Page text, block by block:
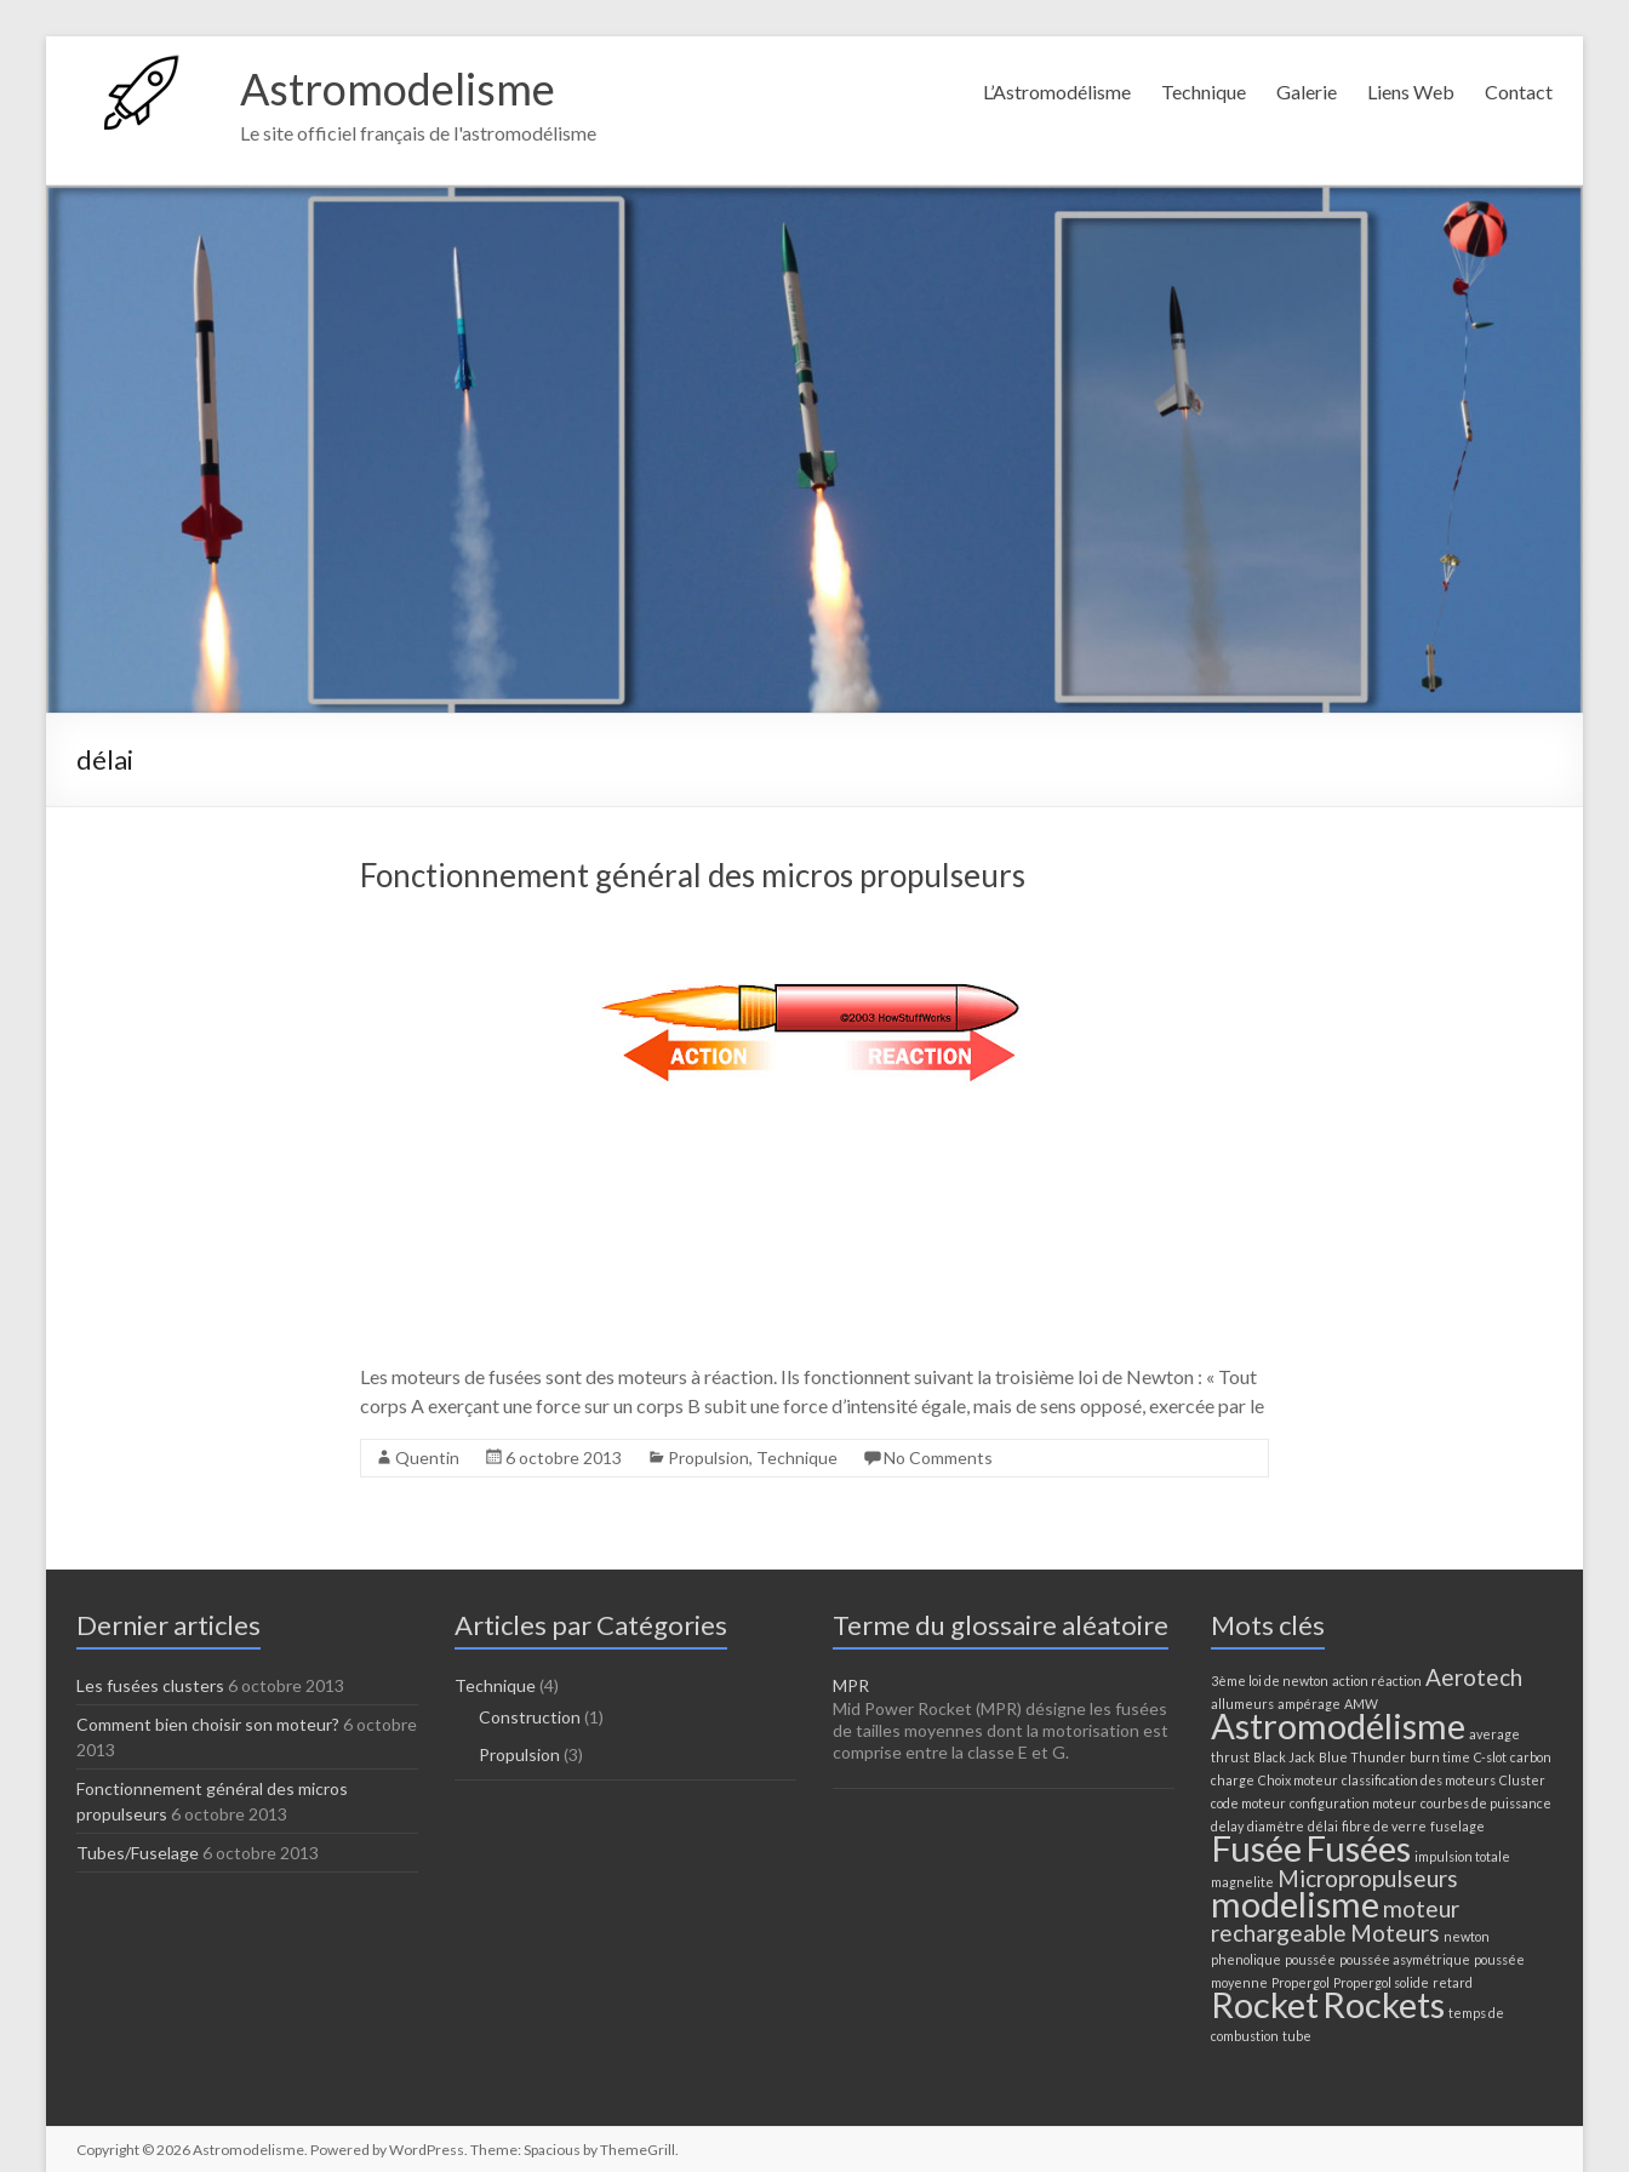
Astromodelisme
Le site officiel français de l'astromodélisme
L’Astromodélisme Technique Galerie Liens Web Contact
délai
Fonctionnement général des micros propulseurs
Les moteurs de fusées sont des moteurs à réaction. Ils fonctionnent suivant la troisième loi de Newton : « Tout
corps A exerçant une force sur un corps B subit une force d’intensité égale, mais de sens opposé, exercée par le
Quentin 6 octobre 2013 Propulsion, Technique No Comments
Dernier articles
Les fusées clusters 6 octobre 2013
Comment bien choisir son moteur? 6 octobre
2013
Fonctionnement général des micros
propulseurs 6 octobre 2013
Tubes/Fuselage 6 octobre 2013
Articles par Catégories
Technique (4)
Construction (1)
Propulsion (3)
Terme du glossaire aléatoire
MPR
Mid Power Rocket (MPR) désigne les fusées
de tailles moyennes dont la motorisation est
comprise entre la classe E et G.
Mots clés
3ème loi de newton action réaction Aerotech
allumeurs ampérage AMW
Astromodélisme average
thrust Black Jack Blue Thunder burn time C-slot carbon
charge Choix moteur classification des moteurs Cluster
code moteur configuration moteur courbes de puissance
delay diamètre délai fibre de verre fuselage
Fusée Fusées impulsion totale
magnelite Micropropulseurs
modelisme moteur
rechargeable Moteurs newton
phenolique poussée poussée asymétrique poussée
moyenne Propergol Propergol solide retard
RocketRockets temps de
combustion tube
Copyright © 2026Astromodelisme. Powered byWordPress. Theme: Spacious byThemeGrill.